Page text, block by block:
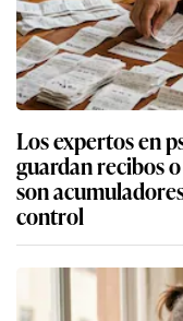
Los expertos en
guardan recibos
son
control